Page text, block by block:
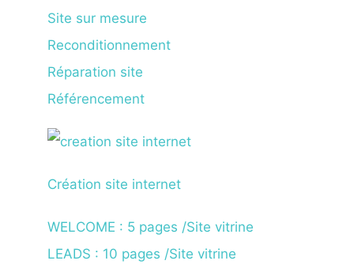
Site sur mesure
Reconditionnement
Réparation site
Référencement
Création site internet
WELCOME : 5 pages /Site vitrine
LEADS : 10 pages /Site vitrine